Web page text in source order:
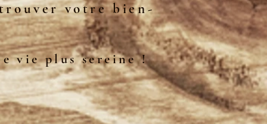
votre bien-
vie plus sereine !